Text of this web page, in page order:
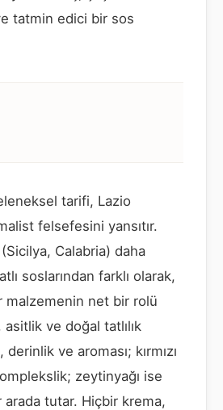
tatmin edici bir sos
tarifi, Lazio
felsefesini yansıtır.
(Sicilya, Calabria) daha
soslarından farklı olarak,
malzemenin net bir rolü
asitlik ve doğal tatlılık
derinlik ve aroması; kırmızı
zeytinyağı ise
arada tutar. Hiçbir krema,